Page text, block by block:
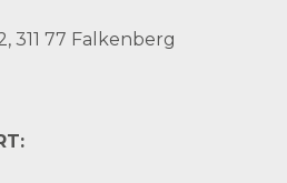
311 77 Falkenberg